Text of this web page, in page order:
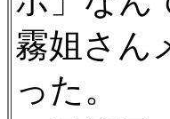
霧姐さん
った。